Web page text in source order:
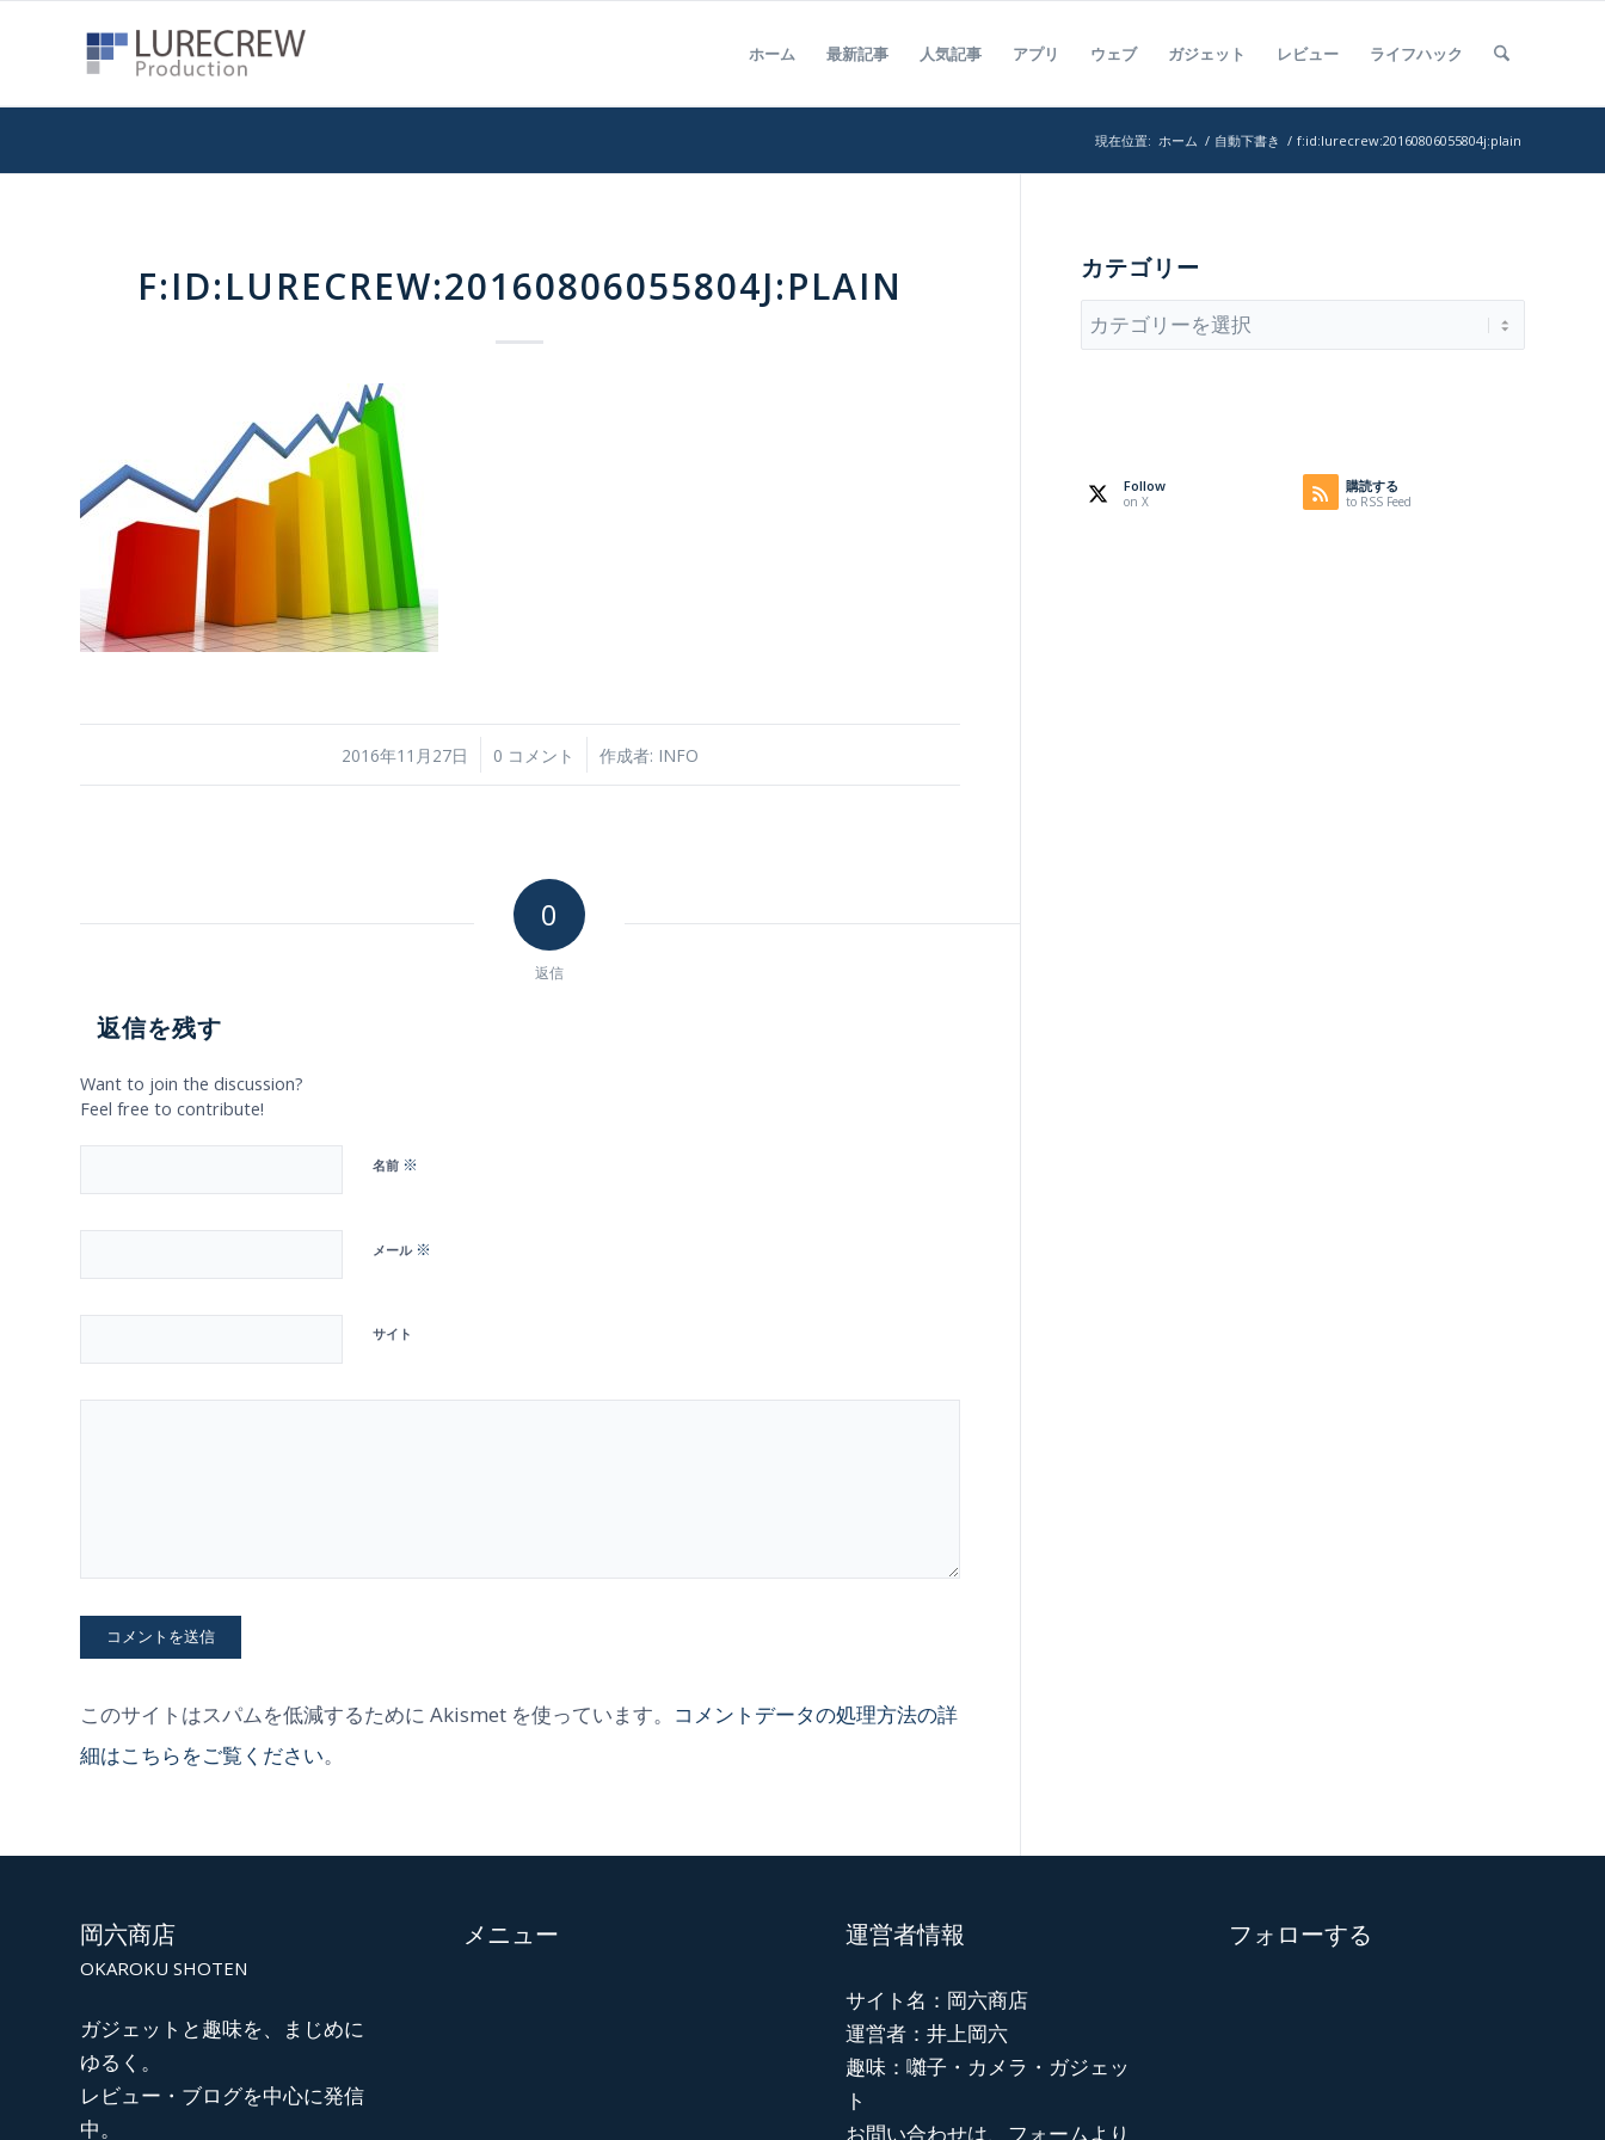
ホーム 最新記事 人気記事 アプリ ウェブ ガジェット レビュー ライフハック
現在位置: ホーム / 自動下書き / f:id:lurecrew:20160806055804j:plain
F:ID:LURECREW:20160806055804J:PLAIN
2016年11月27日
/ 0 コメント
/ 作成者: INFO
0
返信
返信を残す
Want to join the discussion?
Feel free to contribute!
名前 ※
メール ※
サイト
このサイトはスパムを低減するために Akismet を使っています。 コメントデータの処理方法の詳
細はこちらをご覧ください。
カテゴリー
カ
テ
Follow
on X
購読する
to RSS Feed
岡六商店
OKAROKU SHOTEN
ガジェットと趣味を、まじめに
ゆるく。
レビュー・ブログを中心に発信
中。
メニュー 運営者情報
サイト名：岡六商店
運営者：井上岡六
趣味：囃子・カメラ・ガジェッ
ト
お問い合わせは、フォームより
フォローする